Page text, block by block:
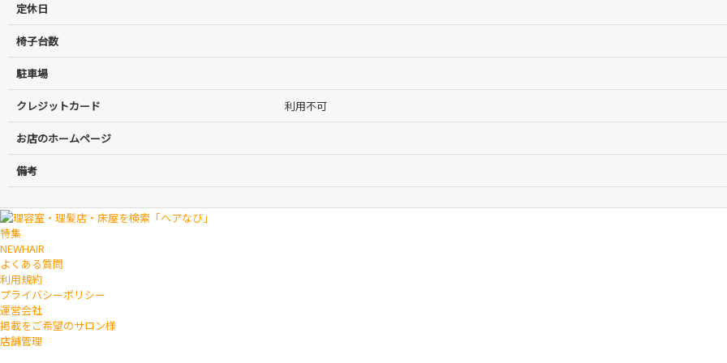
定休日
椅子台数
駐車場
クレジットカード 利用不可
お店のホームページ
備考
特集
NEWHAIR
よくある質問
利用規約
プライバシーポリシー
運営会社
掲載をご希望のサロン様
店舗管理